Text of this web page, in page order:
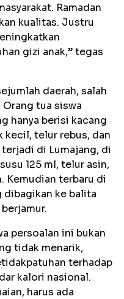
Ramadan
kualitas. Justru
gizi anak,” tegas
daerah, salah
tua siswa
hanya berisi kacang
kecil, telur rebus, dan
di Lumajang, di
125 ml, telur asin,
Kemudian terbaru di
dibagikan ke balita
persoalan ini bukan
tidak menarik,
terhadap
kalori nasional.
harus ada